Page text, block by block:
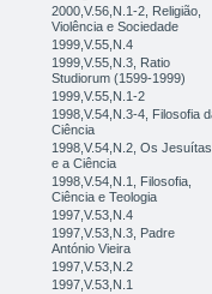
2000,V.56,N.1-2, Religião,
Violência e Sociedade
1999,V.55,N.4
1999,V.55,N.3, Ratio
Studiorum (1599-1999)
1999,V.55,N.1-2
1998,V.54,N.3-4, Filosofia
Ciência
1998,V.54,N.2, Os Jesuítas
e a Ciência
1998,V.54,N.1, Filosofia,
Ciência e Teologia
1997,V.53,N.4
1997,V.53,N.3, Padre
António Vieira
1997,V.53,N.2
1997,V.53,N.1